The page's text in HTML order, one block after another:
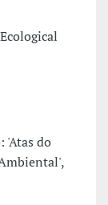
'Atas do